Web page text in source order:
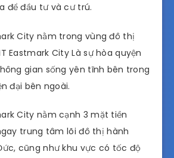
để đầu tư và cư trú.
City nằm trong vùng đô thị
Eastmark City Là sự hòa quyện
gian sống yên tĩnh bên trong
đại bên ngoài.
City nằm cạnh 3 mặt tiền
trung tâm lõi đô thị hành
cũng như khu vực có tốc độ